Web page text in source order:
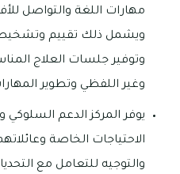
مهارات اللغة والتواصل
ويشمل ذلك تقييم
وتوفير جلسات العلاج
وغير اللفظي وتطوير
يوفر المركز الدعم السلوكي
الاحتياجات الخاصة
والتوجيه للتعامل مع